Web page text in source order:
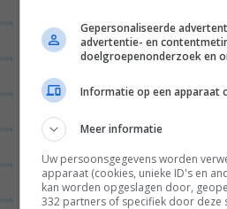
E-mail
Site
Gepersonaliseerde
advertentie- en
doelgroepenonderzoek en
Informatie op een apparaat
Meer informatie
Uw persoonsgegevens worden
apparaat (cookies, unieke ID's en
kan worden opgeslagen door,
332 partners of specifiek door deze